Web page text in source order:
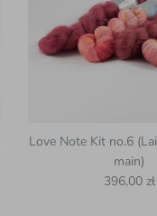
Love Note Kit no.6
main)
Prix
396,00 zł